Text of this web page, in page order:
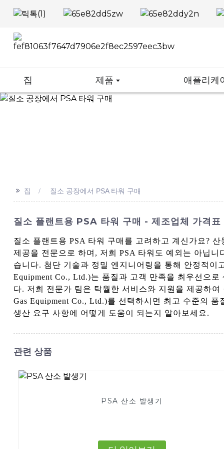
집 제품 애플리케
>> 집 질소 공장에서 PSA 타워 구매
질소 플랜트용 PSA 타워 구매 - 제조업체 가격표
질소 플랜트용 PSA 타워 구매를 고려하고 계신가요?
제공을 전문으로 하며, 저희 PSA 타워도 예외는 아닙
습니다. 첨단 기술과 정밀 엔지니어링을 통해 안정적이
Equipment Co., Ltd.)는 품질과 고객 만족을 최우선으
다. 저희 전문가 팀은 탁월한 서비스와 지원을 제공하
Gas Equipment Co., Ltd.)를 선택하시면 최고 수준의
생산 요구 사항에 어떻게 도움이 되는지 알아보세요.
관련 상품
PSA 산소 발생기